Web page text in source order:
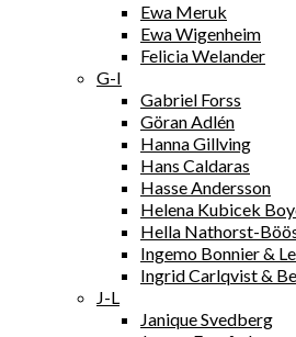
Ewa Meruk
Ewa Wigenheim
Felicia Welander
G-I
Gabriel Forss
Göran Adlén
Hanna Gillving
Hans Caldaras
Hasse Andersson
Helena Kubicek
Hella Nathorst-
Ingemo Bonnier &
Ingrid Carlqvist &
J-L
Janique Svedberg